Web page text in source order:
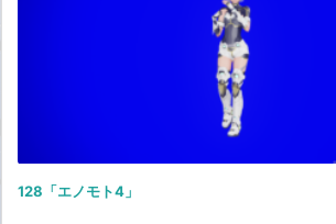
128「エノモト4」